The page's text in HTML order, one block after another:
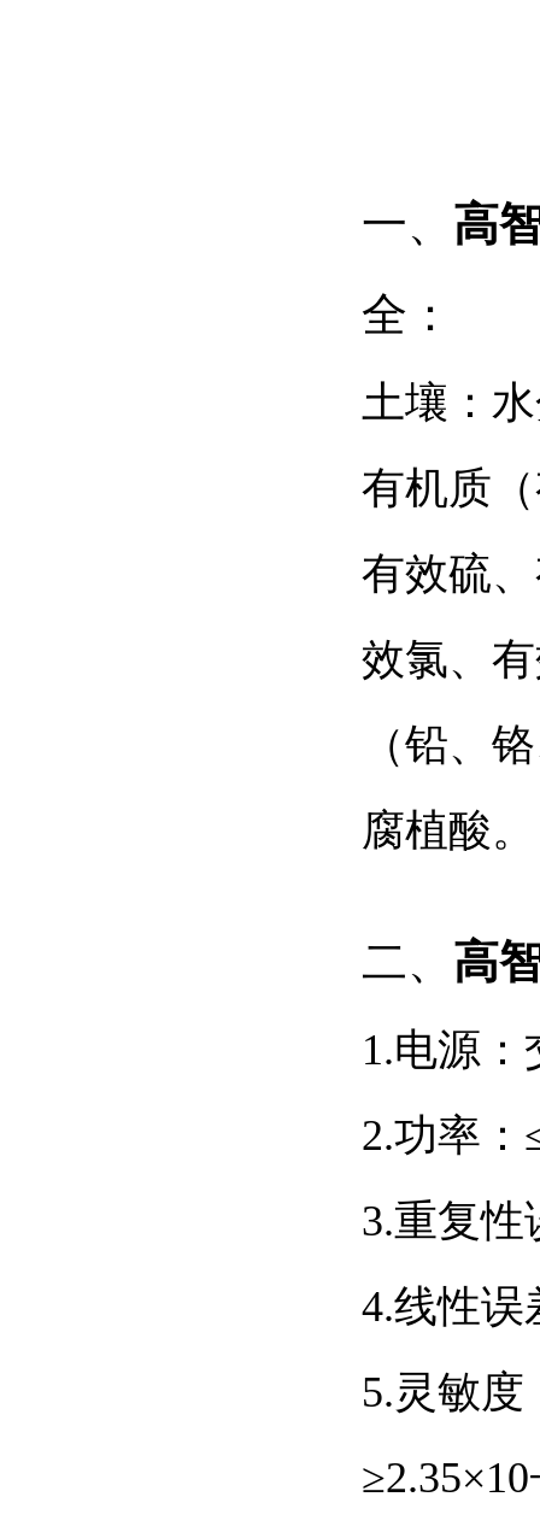
一、 高
全：
土壤 ：
有机质
有效硫
效氯、
（铅、
腐植酸。
二、 高
1.电源：
2.功率：
3.重复性
4.线性误
5.灵敏度
≥2.35×10